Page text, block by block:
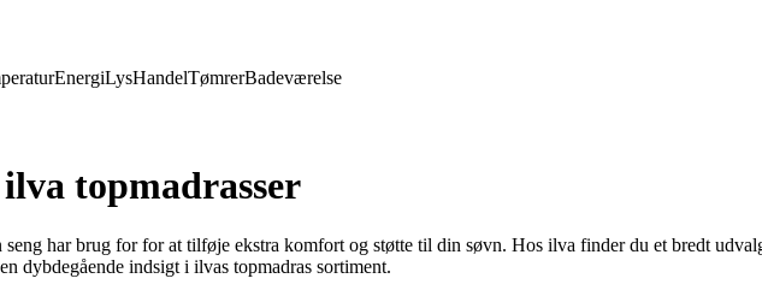
EnergiLysHandelTømrerBadeværelse
topmadrasser
har brug for for at tilføje ekstra komfort og støtte til din søvn. Hos ilva finder du et bredt
dybdegående indsigt i ilvas topmadras sortiment.